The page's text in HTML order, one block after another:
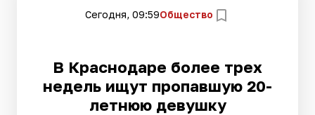
Сегодня, 09:59Общество
В Краснодаре более трех
недель ищут пропавшую 20-
летнюю девушку